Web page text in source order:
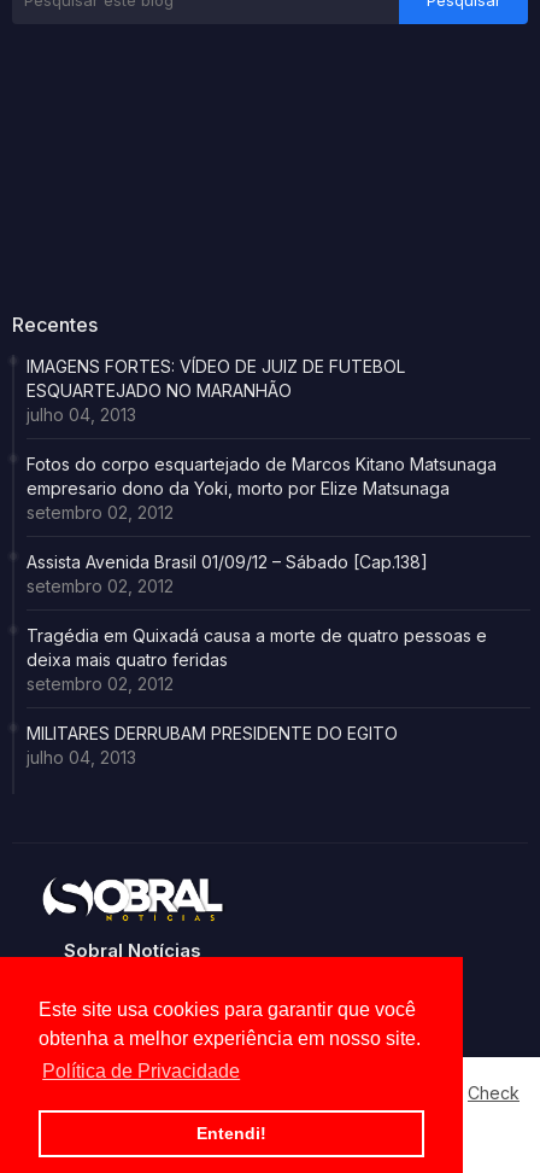
Este site usa cookies para garantir que você
obtenha a melhor experiência em nosso site.
Política de Privacidade
Entendi!
Recentes
IMAGENS FORTES: VÍDEO DE JUIZ DE FUTEBOL
ESQUARTEJADO NO MARANHÃO
julho 04, 2013
Fotos do corpo esquartejado de Marcos Kitano Matsunaga
empresario dono da Yoki, morto por Elize Matsunaga
setembro 02, 2012
Assista Avenida Brasil 01/09/12 – Sábado [Cap.138]
setembro 02, 2012
Tragédia em Quixadá causa a morte de quatro pessoas e
deixa mais quatro feridas
setembro 02, 2012
MILITARES DERRUBAM PRESIDENTE DO EGITO
julho 04, 2013
Sobral Notícias
Home About Contact us Privacy Policy
Check
Now